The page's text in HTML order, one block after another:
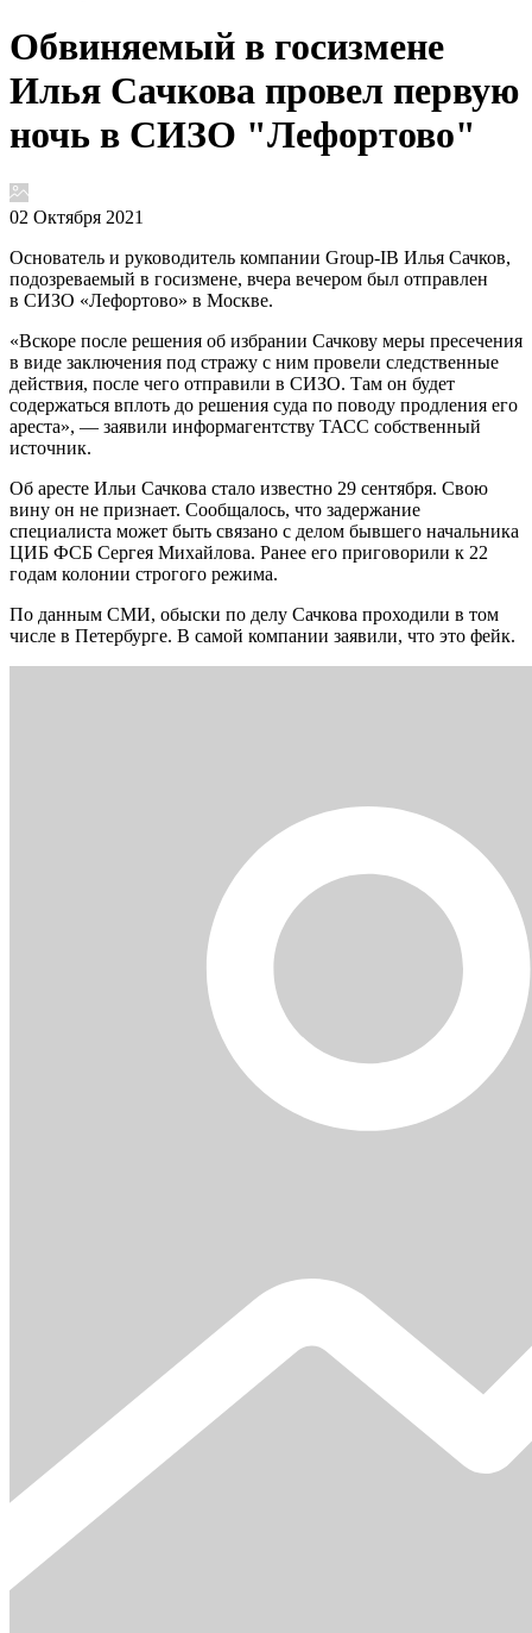
Обвиняемый в госизмене
Илья Сачкова провел первую
ночь в СИЗО "Лефортово"
02 Октября 2021
Основатель и руководитель компании Group-IB Илья Сачков,
подозреваемый в госизмене, вчера вечером был отправлен
в СИЗО «Лефортово» в Москве.
«Вскоре после решения об избрании Сачкову меры пресечения
в виде заключения под стражу с ним провели следственные
действия, после чего отправили в СИЗО. Там он будет
содержаться вплоть до решения суда по поводу продления его
ареста», — заявили информагентству ТАСС собственный
источник.
Об аресте Ильи Сачкова стало известно 29 сентября. Свою
вину он не признает. Сообщалось, что задержание
специалиста может быть связано с делом бывшего начальника
ЦИБ ФСБ Сергея Михайлова. Ранее его приговорили к 22
годам колонии строгого режима.
По данным СМИ, обыски по делу Сачкова проходили в том
числе в Петербурге. В самой компании заявили, что это фейк.